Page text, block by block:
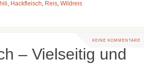
Hackfleisch Reis, Wildreis
KEINE KOMMENTARE
– Vielseitig und